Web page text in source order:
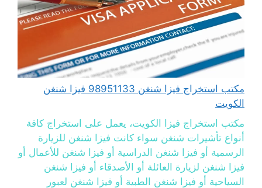
مكتب استخراج فيزا شنغن 98951133 فيزا شنغن
الكويت
مكتب استخراج فيزا الكويت، يعمل على استخراج كافة
أنواع تأشيرات شنغن سواء كانت فيزا شنغن للزيارة
الرسمية أو فيزا شنغن الدراسية أو فيزا شنغن للأعمال أو
فيزا شنغن لزيارة العائلة أو الأصدقاء أو فيزا شنغن
السياحية أو فيزا شنغن الطبية أو فيزا شنغن لعبور